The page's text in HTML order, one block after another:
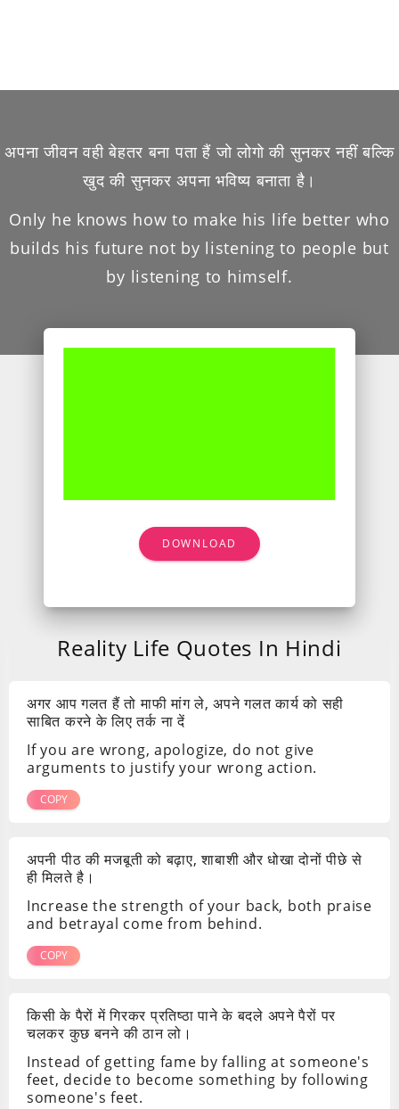
अपना जीवन वही बेहतर बना पता हैं जो लोगो की सुनकर नहीं बल्कि
खुद की सुनकर अपना भविष्य बनाता है।
Only he knows how to make his life better who
builds his future not by listening to people but
by listening to himself.
DOWNLOAD
Reality Life Quotes In Hindi
अगर आप गलत हैं तो माफी मांग ले, अपने गलत कार्य को सही
साबित करने के लिए तर्क ना दें
If you are wrong, apologize, do not give
arguments to justify your wrong action.
COPY
अपनी पीठ की मजबूती को बढ़ाए, शाबाशी और धोखा दोनों पीछे से
ही मिलते है।
Increase the strength of your back, both praise
and betrayal come from behind.
COPY
किसी के पैरों में गिरकर प्रतिष्ठा पाने के बदले अपने पैरों पर
चलकर कुछ बनने की ठान लो।
Instead of getting fame by falling at someone's
feet, decide to become something by following
someone's feet.